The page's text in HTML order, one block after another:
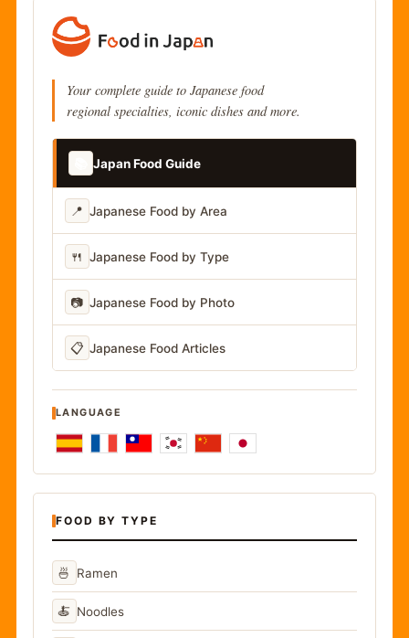
Your complete guide to Japanese food
regional specialties, iconic dishes and more.
Japan Food Guide
📍 Japanese Food by Area
🍴 Japanese Food by Type
📷 Japanese Food by Photo
📋 Japanese Food Articles
LANGUAGE
FOOD BY TYPE
🍜 Ramen
🍝 Noodles